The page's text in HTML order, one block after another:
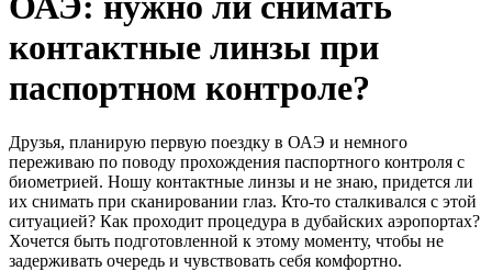
контактные линзы при
паспортном контроле?
Друзья, планирую первую поездку в ОАЭ и немного
переживаю по поводу прохождения паспортного контроля с
биометрией. Ношу контактные линзы и не знаю, придется ли
их снимать при сканировании глаз. Кто-то сталкивался с этой
ситуацией? Как проходит процедура в дубайских аэропортах?
Хочется быть подготовленной к этому моменту, чтобы не
задерживать очередь и чувствовать себя комфортно.